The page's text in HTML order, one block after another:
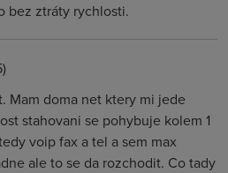
bez ztráty rychlosti.
Mam doma net ktery mi jede
stahovani se pohybuje kolem 1
voip fax a tel a sem max
ale to se da rozchodit. Co tady